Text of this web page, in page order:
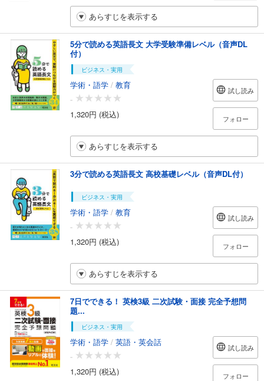
あらすじを表示する
5分で読める英語長文 大学受験準備レベル（音声DL
付）
ビジネス・実用
学術・語学 / 教育
-
1,320円 (税込)
試し読み
フォロー
あらすじを表示する
3分で読める英語長文 高校基礎レベル（音声DL付）
ビジネス・実用
学術・語学 / 教育
-
1,320円 (税込)
試し読み
フォロー
あらすじを表示する
7日でできる！ 英検3級 二次試験・面接 完全予想問
題...
ビジネス・実用
学術・語学 / 英語・英会話
-
1,320円 (税込)
試し読み
フォロー